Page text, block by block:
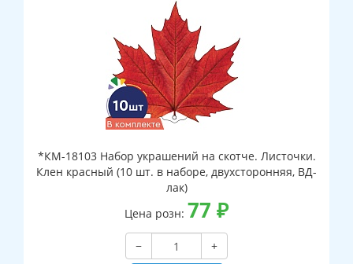
*КМ-18103 Набор украшений на скотче. Листочки.
Клен красный (10 шт. в наборе, двухсторонняя, ВД-
лак)
Цена розн: 77 ₽
−
+